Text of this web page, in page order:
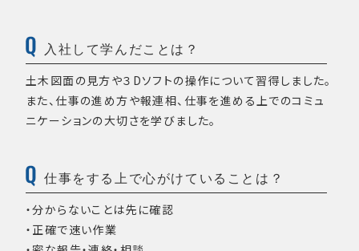
入社して学んだことは？
土木図面の見方や３Dソフトの操作について習得しました。
また、仕事の進め方や報連相、仕事を進める上でのコミュ
ニケーションの大切さを学びました。
仕事をする上で心がけていることは？
・分からないことは先に確認
・正確で速い作業